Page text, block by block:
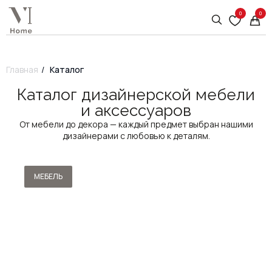
0 0
Главная / Каталог
Каталог дизайнерской мебели
и аксессуаров
От мебели до декора — каждый предмет выбран нашими
дизайнерами с любовью к деталям.
МЕБЕЛЬ